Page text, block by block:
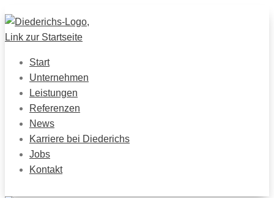
Start
Unternehmen
Leistungen
Referenzen
News
Karriere bei Diederichs
Jobs
Kontakt